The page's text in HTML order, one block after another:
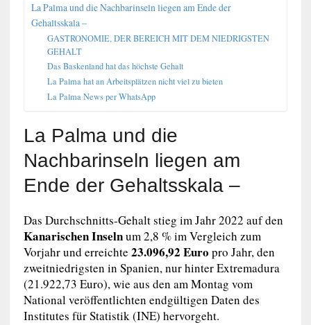
La Palma und die Nachbarinseln liegen am Ende der
Gehaltsskala –
GASTRONOMIE, DER BEREICH MIT DEM NIEDRIGSTEN
GEHALT
Das Baskenland hat das höchste Gehalt
La Palma hat an Arbeitsplätzen nicht viel zu bieten
La Palma News per WhatsApp
La Palma und die
Nachbarinseln liegen am
Ende der Gehaltsskala –
Das Durchschnitts-Gehalt stieg im Jahr 2022 auf den
Kanarischen Inselnum 2,8 % im Vergleich zum
Vorjahr und erreichte 23.096,92 Euro pro Jahr, den
zweitniedrigsten in Spanien, nur hinter Extremadura
(21.922,73 Euro), wie aus den am Montag vom
National veröffentlichten endgültigen Daten des
Institutes für Statistik (INE) hervorgeht.